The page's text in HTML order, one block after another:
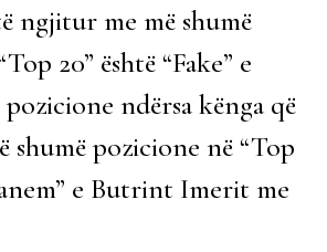
ngjitur me më shumë
20” është “Fake” e
pozicione ndërsa kënga që
shumë pozicione në “Top
e Butrint Imerit me